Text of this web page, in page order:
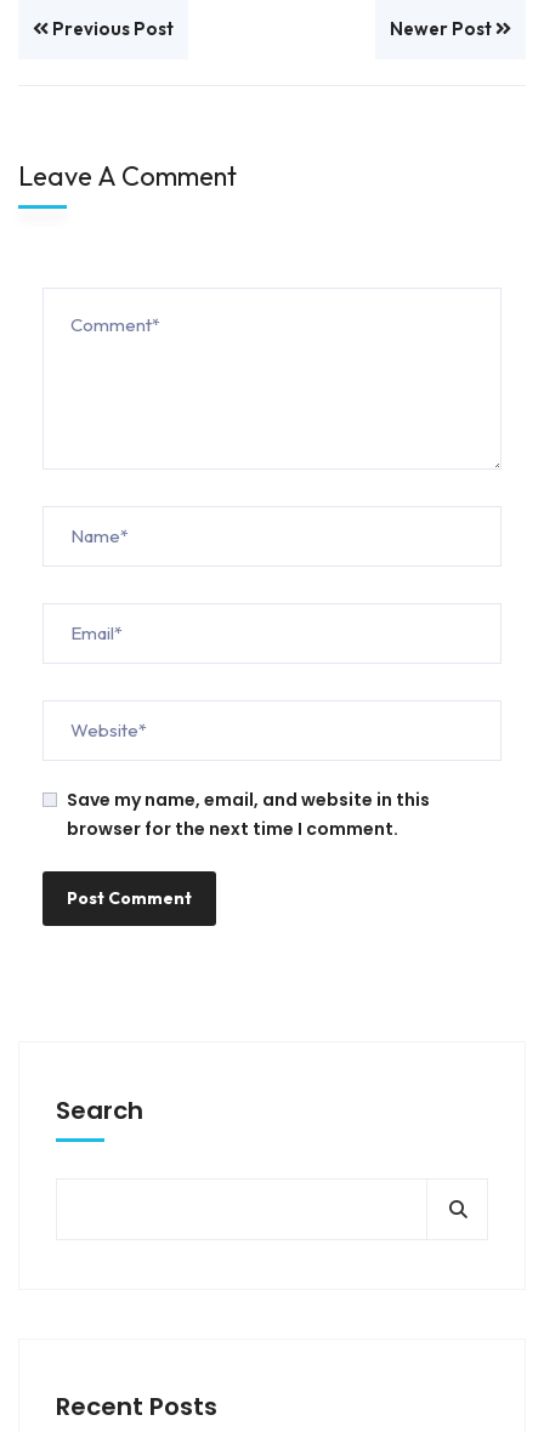
Previous Post Newer Post
Leave A Comment
Save my name, email, and website in this
browser for the next time I comment.
Search
Recent Posts